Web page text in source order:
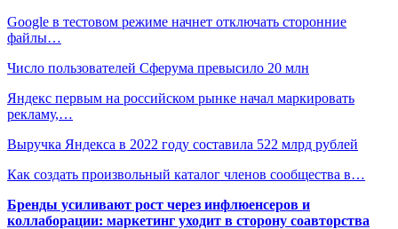
Google в тестовом режиме начнет отключать сторонние
файлы…
Число пользователей Сферума превысило 20 млн
Яндекс первым на российском рынке начал маркировать
рекламу,…
Выручка Яндекса в 2022 году составила 522 млрд рублей
Как создать произвольный каталог членов сообщества в…
Бренды усиливают рост через инфлюенсеров и
коллаборации: маркетинг уходит в сторону соавторства